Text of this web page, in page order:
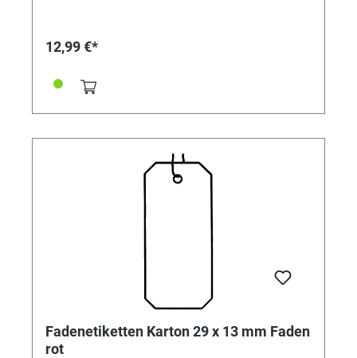
12,99 €*
Fadenetiketten Karton 29 x 13 mm Faden
rot